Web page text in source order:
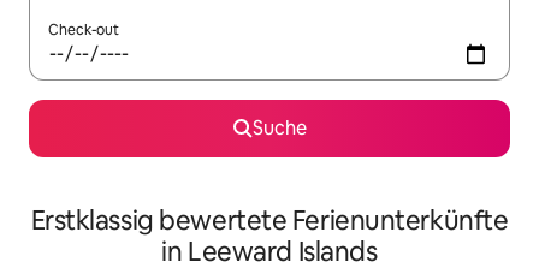
Check-out
Suche
Erstklassig bewertete Ferienunterkünfte
in Leeward Islands